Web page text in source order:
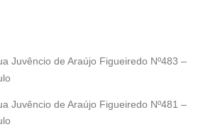
Juvêncio de Araújo Figueiredo Nº483 –
Juvêncio de Araújo Figueiredo Nº481 –